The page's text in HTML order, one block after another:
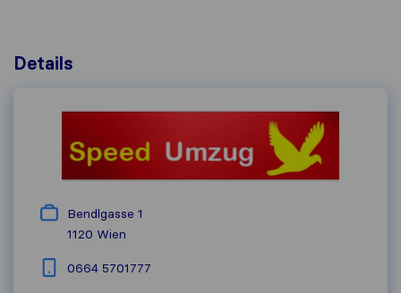
Details
Bendlgasse 1
1120 Wien
0664 5701777